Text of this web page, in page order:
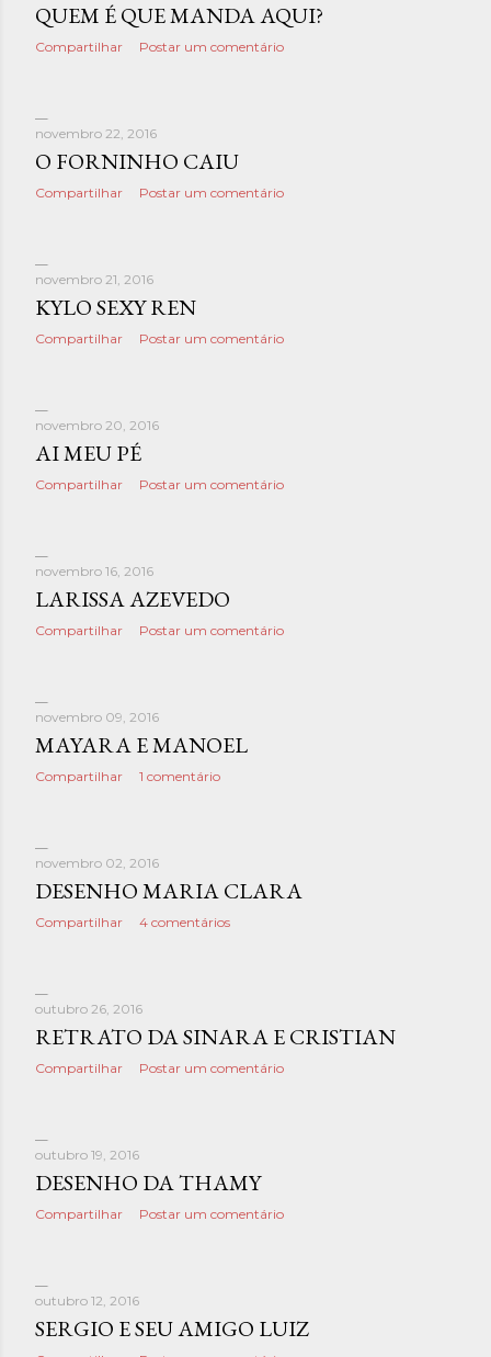
QUEM É QUE MANDA AQUI?
Compartilhar Postar um comentário
novembro 22, 2016
O FORNINHO CAIU
Compartilhar Postar um comentário
novembro 21, 2016
KYLO SEXY REN
Compartilhar Postar um comentário
novembro 20, 2016
AI MEU PÉ
Compartilhar Postar um comentário
novembro 16, 2016
LARISSA AZEVEDO
Compartilhar Postar um comentário
novembro 09, 2016
MAYARA E MANOEL
Compartilhar 1 comentário
novembro 02, 2016
DESENHO MARIA CLARA
Compartilhar 4 comentários
outubro 26, 2016
RETRATO DA SINARA E CRISTIAN
Compartilhar Postar um comentário
outubro 19, 2016
DESENHO DA THAMY
Compartilhar Postar um comentário
outubro 12, 2016
SERGIO E SEU AMIGO LUIZ